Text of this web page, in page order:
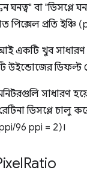
ঘনত্ব" বা "ডিসপ্লে
পিক্সেল প্রতি
একটি খুব সাধারণ
উইন্ডোজের ডিফল্ট
সাধারণ
ডিসপ্লে চালু
96 ppi = 2)।
Ratio